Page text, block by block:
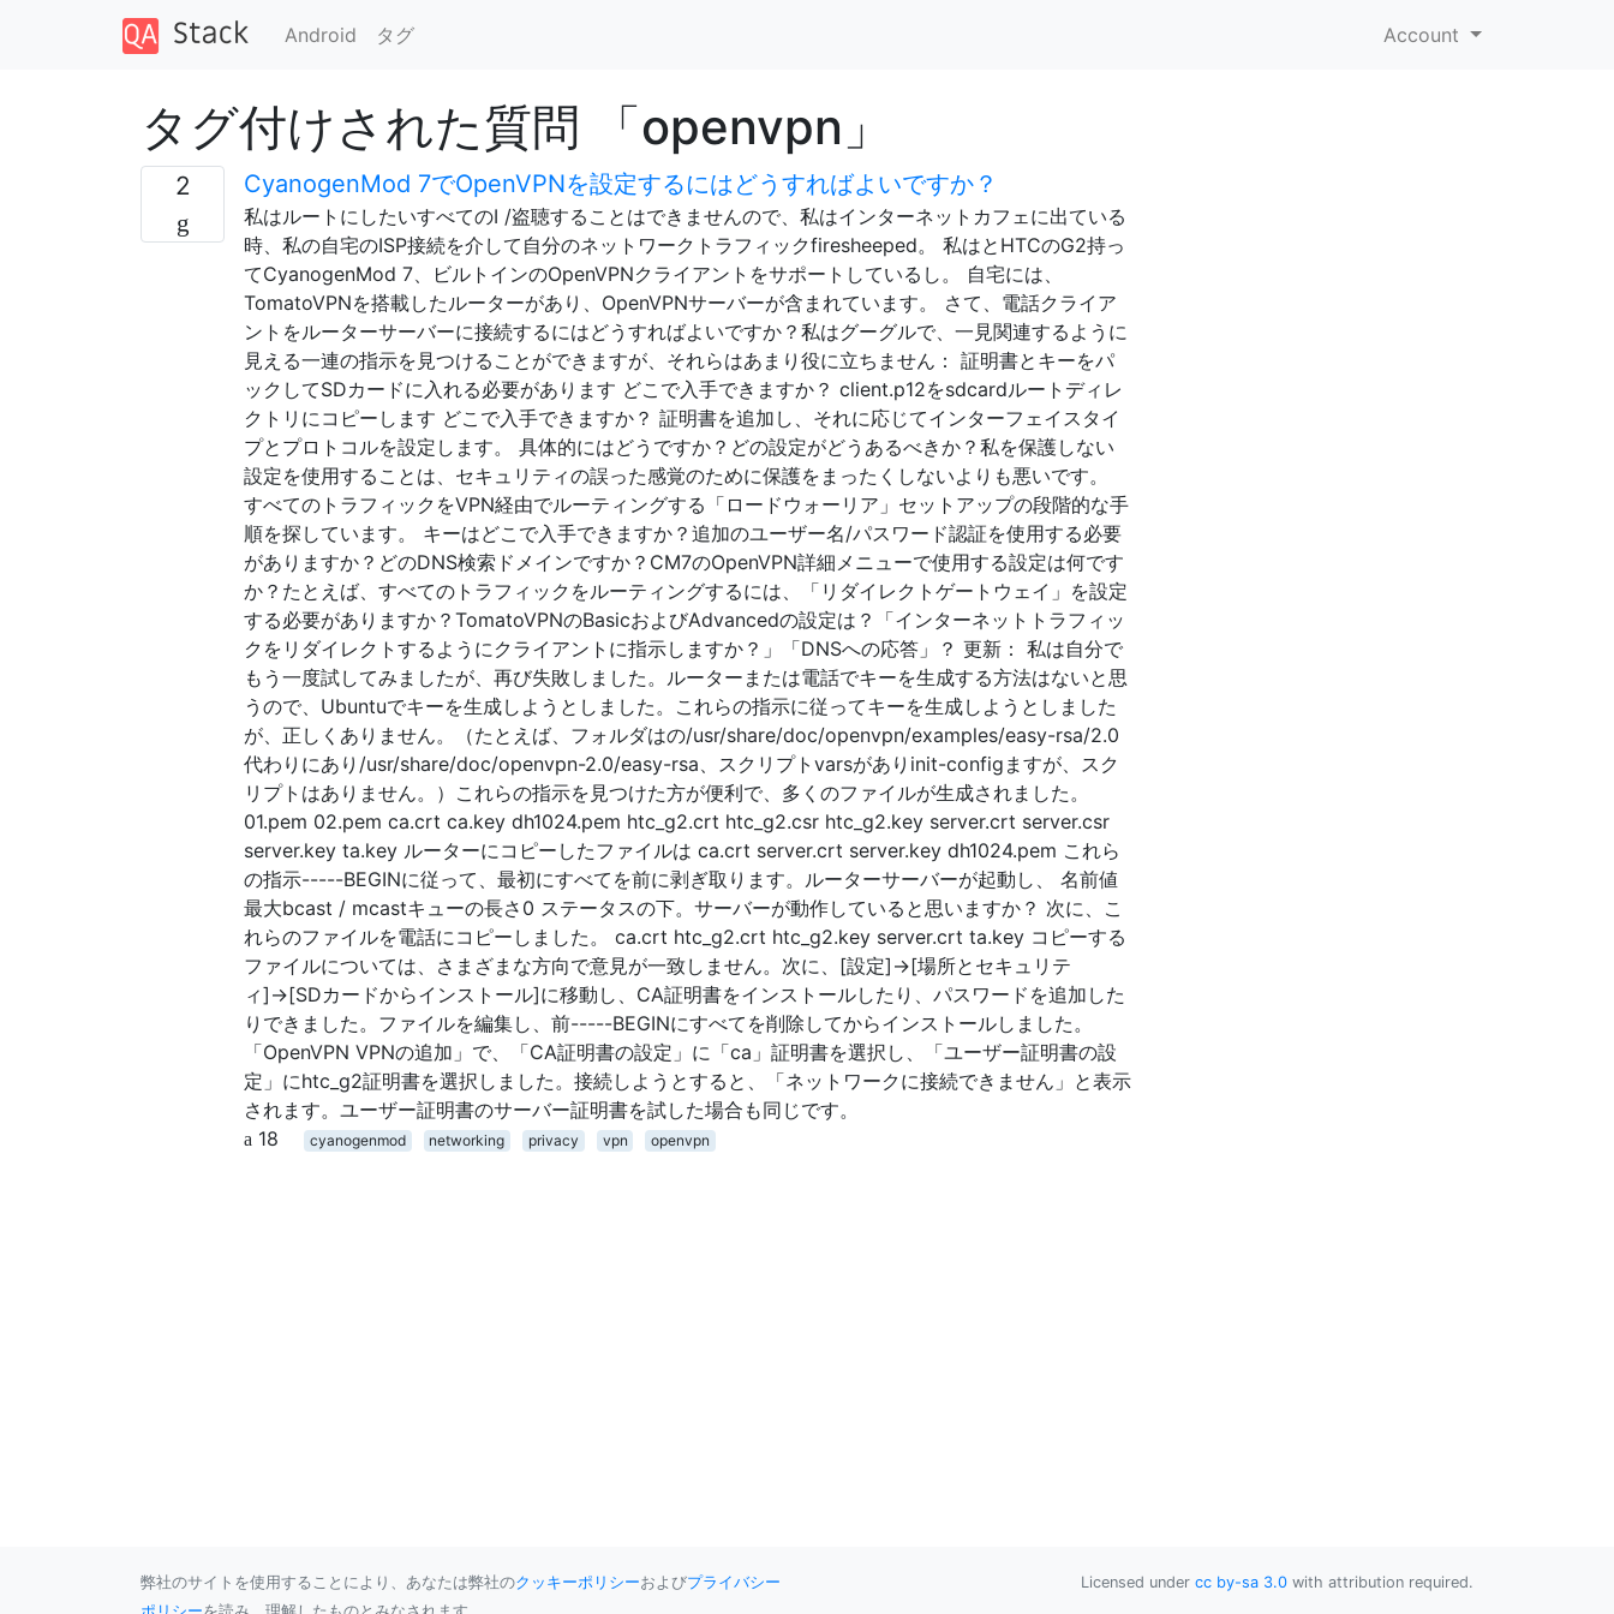
Android タグ Account
タグ付けされた質問 「openvpn」
2 CyanogenMod 7でOpenVPNを設定するにはどうすればよいですか？
私はルートにしたいすべてのI /盗聴することはできませんので、私はインターネットカフェに出ている
時、私の自宅のISP接続を介して自分のネットワークトラフィックfiresheeped。 私はとHTCのG2持っ
てCyanogenMod 7、ビルトインのOpenVPNクライアントをサポートしているし。 自宅には、
TomatoVPNを搭載したルーターがあり、OpenVPNサーバーが含まれています。 さて、電話クライア
ントをルーターサーバーに接続するにはどうすればよいですか？私はグーグルで、一見関連するように
見える一連の指示を見つけることができますが、それらはあまり役に立ちません： 証明書とキーをパ
ックしてSDカードに入れる必要があります どこで入手できますか？ client.p12をsdcardルートディレ
クトリにコピーします どこで入手できますか？ 証明書を追加し、それに応じてインターフェイスタイ
プとプロトコルを設定します。 具体的にはどうですか？どの設定がどうあるべきか？私を保護しない
設定を使用することは、セキュリティの誤った感覚のために保護をまったくしないよりも悪いです。
すべてのトラフィックをVPN経由でルーティングする「ロードウォーリア」セットアップの段階的な手
順を探しています。 キーはどこで入手できますか？追加のユーザー名/パスワード認証を使用する必要
がありますか？どのDNS検索ドメインですか？CM7のOpenVPN詳細メニューで使用する設定は何です
か？たとえば、すべてのトラフィックをルーティングするには、「リダイレクトゲートウェイ」を設定
する必要がありますか？TomatoVPNのBasicおよびAdvancedの設定は？「インターネットトラフィッ
クをリダイレクトするようにクライアントに指示しますか？」「DNSへの応答」？ 更新： 私は自分で
もう一度試してみましたが、再び失敗しました。ルーターまたは電話でキーを生成する方法はないと思
うので、Ubuntuでキーを生成しようとしました。これらの指示に従ってキーを生成しようとしました
が、正しくありません。（たとえば、フォルダはの/usr/share/doc/openvpn/examples/easy-rsa/2.0
代わりにあり/usr/share/doc/openvpn-2.0/easy-rsa、スクリプトvarsがありinit-configますが、スク
リプトはありません。）これらの指示を見つけた方が便利で、多くのファイルが生成されました。
01.pem 02.pem ca.crt ca.key dh1024.pem htc_g2.crt htc_g2.csr htc_g2.key server.crt server.csr
server.key ta.key ルーターにコピーしたファイルは ca.crt server.crt server.key dh1024.pem これら
の指示-----BEGINに従って、最初にすべてを前に剥ぎ取ります。ルーターサーバーが起動し、 名前値
最大bcast / mcastキューの長さ0 ステータスの下。サーバーが動作していると思いますか？ 次に、こ
れらのファイルを電話にコピーしました。 ca.crt htc_g2.crt htc_g2.key server.crt ta.key コピーする
ファイルについては、さまざまな方向で意見が一致しません。次に、[設定]→[場所とセキュリテ
ィ]→[SDカードからインストール]に移動し、CA証明書をインストールしたり、パスワードを追加した
りできました。ファイルを編集し、前-----BEGINにすべてを削除してからインストールしました。
「OpenVPN VPNの追加」で、「CA証明書の設定」に「ca」証明書を選択し、「ユーザー証明書の設
定」にhtc_g2証明書を選択しました。接続しようとすると、「ネットワークに接続できません」と表示
されます。ユーザー証明書のサーバー証明書を試した場合も同じです。
18
cyanogenmod networking privacy vpn openvpn
弊社のサイトを使用することにより、あなたは弊社のクッキーポリシーおよびプライバシー
Licensed under cc by-sa 3.0 with attribution required.